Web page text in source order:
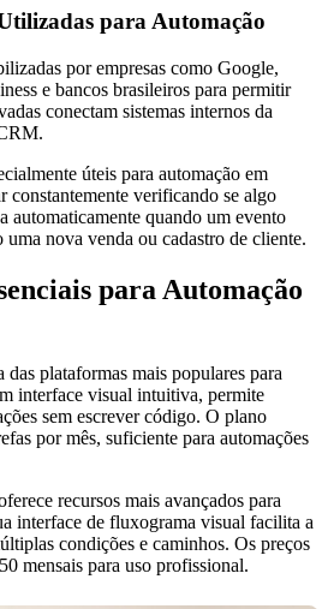
para Automação
por empresas como Google,
e bancos brasileiros para permitir
conectam sistemas internos da
úteis para automação em
constantemente verificando se algo
quando um evento
nova venda ou cadastro de cliente.
para Automação
plataformas mais populares para
interface visual intuitiva, permite
sem escrever código. O plano
por mês, suficiente para automações
recursos mais avançados para
interface de fluxograma visual facilita a
condições e caminhos. Os preços
mensais para uso profissional.